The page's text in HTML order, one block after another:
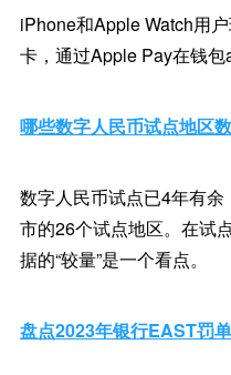
iPhone和Apple Watch用
卡，通过Apple Pay在钱包
哪些数字人民币试点地区
数字人民币试点已4年有
市的26个试点地区。在试
据的“较量”是一个看点。
盘点2023年银行EAST罚单